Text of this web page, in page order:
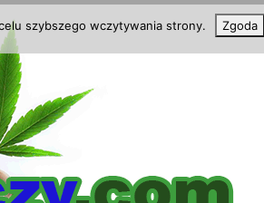
szybszego wczytywania strony. Zgoda